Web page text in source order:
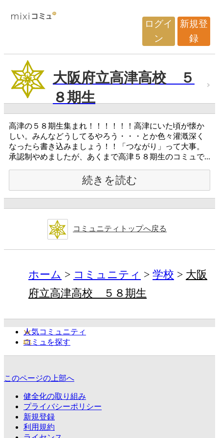
ログイ
ン
新規登
録
大阪府立高津高校 ５
８期生
高津の５８期生集まれ！！！！！！高津にいた頃が懐か
しい。みんなどうしてるやろう・・・とか色々灌漑深く
なったら書き込みましょう！！「つながり」って大事。
承認制やめましたが、あくまで高津５８期生のコミュで...
続きを読む
コミュニティトップへ戻る
ホーム コミュニティ 学校
大阪
府立高津高校 ５８期生
人気コミュニティ
コミュを探す
このページの上部へ
健全化の取り組み
プライバシーポリシー
新規登録
利用規約